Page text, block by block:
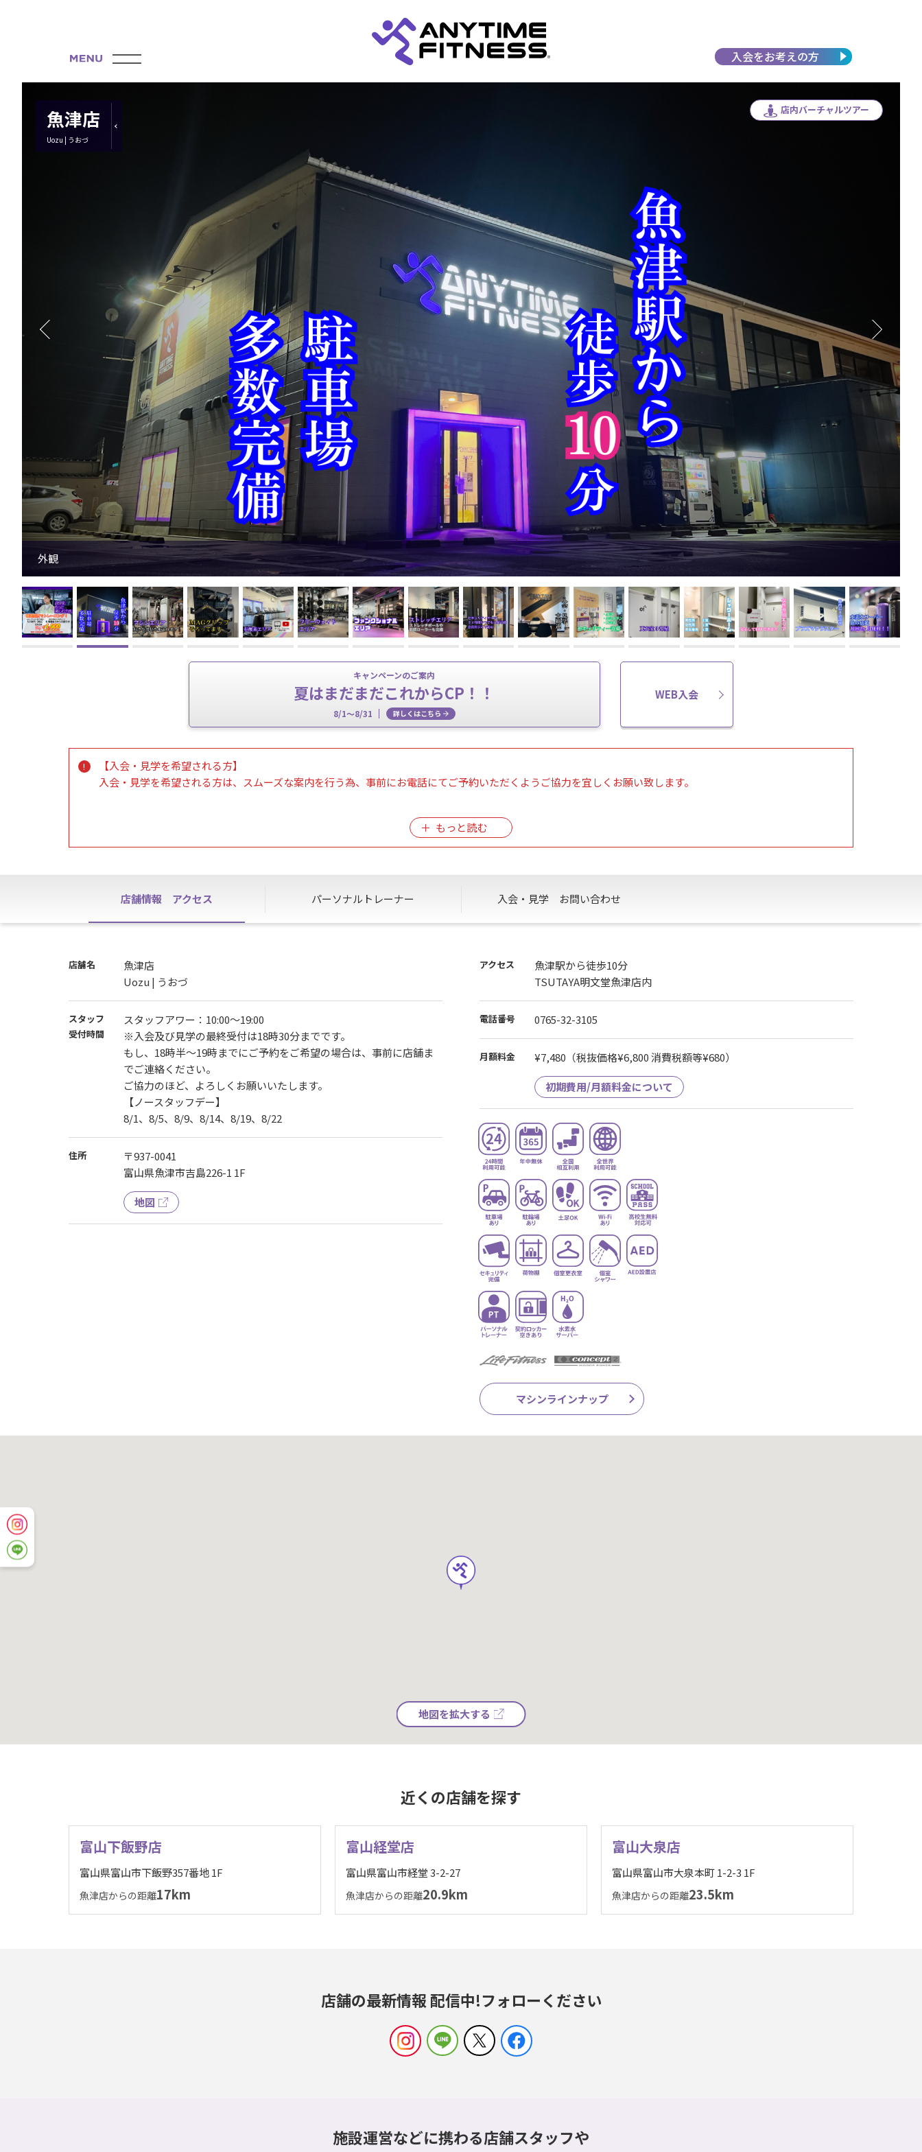
入会をお考えの方
魚津店
Uozu | うおづ
店内バーチャルツアー
好きな部位を鍛えちゃえ！
キャンペーンのご案内
夏はまだまだこれからCP！！
8/1～8/31 詳しくはこちら
WEB入会
【入会・見学を希望される方】
入会・見学を希望される方は、スムーズな案内を行う為、事前にお電話にてご予約いただくようご協力を宜しくお願い致します。
ノースタッフデーは各種手続き、お問い合わせ対応、ハイスクールパスの利用ができません。
8/1、8/5、8/9、8/14、8/19、8/22
店舗情報 アクセス パーソナル トレーナー 入会・見学 お問い合わせ
店舗名
魚津店
Uozu | うおづ
スタッフ
受付時間
スタッフアワー：10:00～19:00
※入会及び見学の最終受付は18時30分までです。
もし、18時半～19時までにご予約をご希望の場合は、事前に店舗ま
でご連絡ください。
ご協力のほど、よろしくお願いいたします。
【ノースタッフデー】
8/1、8/5、8/9、8/14、8/19、8/22
住所
〒937-0041
富山県魚津市吉島226-1 1F
地図
アクセス
魚津駅から徒歩10分
TSUTAYA明文堂魚津店内
電話番号 0765-32-3105
月額料金 ¥7,480 （税抜価格¥6,800 消費税額等¥680）
初期費用/月額料金について
マシンラインナップ
地図を拡大する
近くの店舗を探す
富山下飯野店
富山県富山市下飯野357番地 1F
魚津店からの距離17km
富山経堂店
富山県富山市経堂 3-2-27
魚津店からの距離20.9km
富山大泉店
富山県富山市大泉本町 1-2-3 1F
魚津店からの距離23.5km
店舗の最新情報 配信中!フォローください
施設運営などに携わる店舗スタッフや